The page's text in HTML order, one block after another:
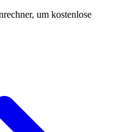
um kostenlose